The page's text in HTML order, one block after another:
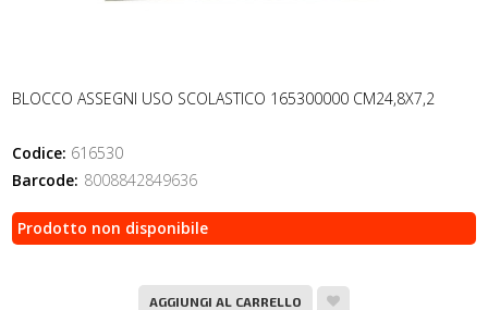
BLOCCO ASSEGNI USO SCOLASTICO 165300000 CM24,8X7,2
Codice: 616530
Barcode: 8008842849636
Prodotto non disponibile
AGGIUNGI AL CARRELLO